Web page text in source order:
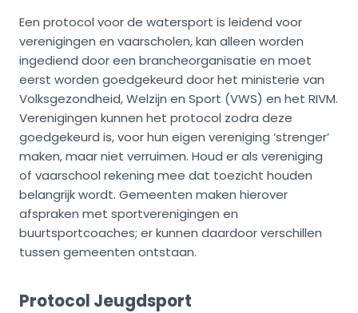
Een protocol voor de watersport is leidend voor
verenigingen en vaarscholen, kan alleen worden
ingediend door een brancheorganisatie en moet
eerst worden goedgekeurd door het ministerie van
Volksgezondheid, Welzijn en Sport (VWS) en het RIVM.
Verenigingen kunnen het protocol zodra deze
goedgekeurd is, voor hun eigen vereniging ‘strenger’
maken, maar niet verruimen. Houd er als vereniging
of vaarschool rekening mee dat toezicht houden
belangrijk wordt. Gemeenten maken hierover
afspraken met sportverenigingen en
buurtsportcoaches; er kunnen daardoor verschillen
tussen gemeenten ontstaan.
Protocol Jeugdsport